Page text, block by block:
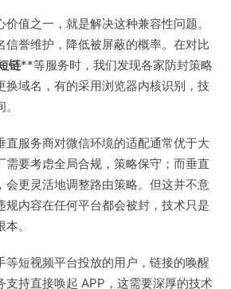
值之一，就是解决这种兼容性问题。
信誉维护，降低被屏蔽的概率。在对比
链**等服务时，我们发现各家防封策略
换域名，有的采用浏览器内核识别，技
直服务商对微信环境的适配通常优于大
需要考虑全局合规，策略保守；而垂直
会更灵活地调整路由策略。但这并不意
规内容在任何平台都会被封，技术只是
。
等短视频平台投放的用户，链接的唤醒
支持直接唤起 APP，这需要深厚的技术